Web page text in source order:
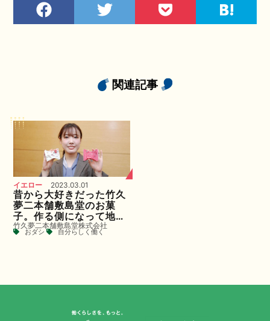
関連記事
イエロー 2023.03.01
昔から大好きだった竹久
夢二本舗敷島堂のお菓
子。作る側になって地域
の人に喜んでもらえる仕
事をする
竹久夢二本舗敷島堂株式会社
おダシ 自分らしく働く